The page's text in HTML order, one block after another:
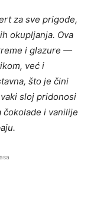
za sve prigode,
okupljanja. Ova
i glazure —
već i
što je čini
sloj pridonosi
čokolade i vanilije